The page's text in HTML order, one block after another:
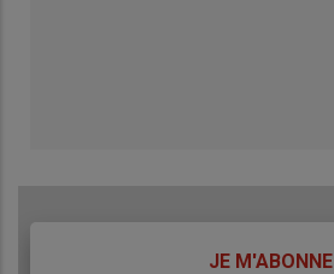
JE M'ABONNE